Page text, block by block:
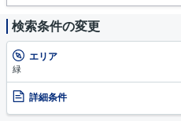
検索条件の変更
エリア
緑
詳細条件